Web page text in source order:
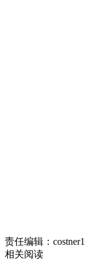
责任编辑：costner1
相关阅读